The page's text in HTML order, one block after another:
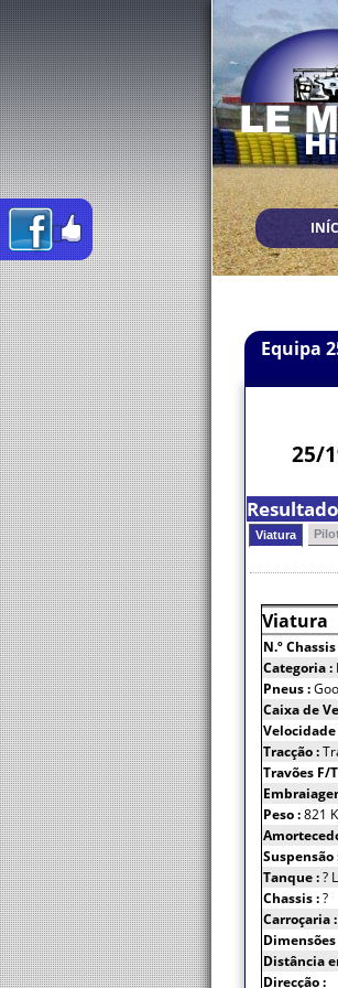
Equipa
25/
Viatura
Viatura
N.º Chassis
Categoria :
Pneus :
Caixa de
Tracção :
Travões F/
Peso :821
Suspensão
Tanque :?
Chassis :?
Carroçaria :
Dimensões
Distância
Direcção :